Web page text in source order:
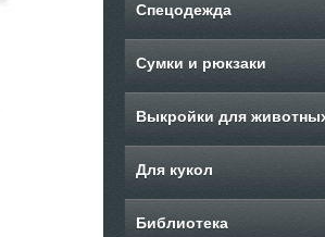
Спецодежда
Сумки и рюкзаки
Выкройки для
Для кукол
Библиотека